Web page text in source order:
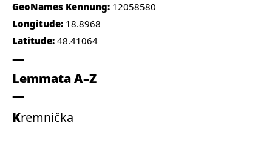
GeoNames Kennung: 12058580
Longitude: 18.8968
Latitude: 48.41064
Lemmata A–Z
Kremnička